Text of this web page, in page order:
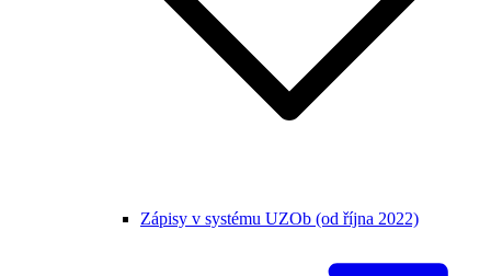
Zápisy v systému UZOb (od října 2022)